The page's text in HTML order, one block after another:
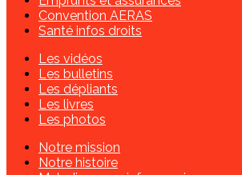
Convention AERAS
Santé infos droits
Les vidéos
Les bulletins
Les dépliants
Les livres
Les photos
Notre mission
Notre histoire